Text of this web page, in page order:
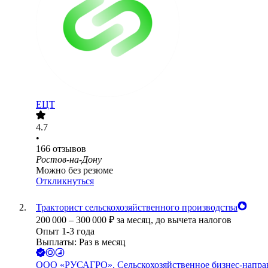
ЕЦТ
4.7
•
166 отзывов
Ростов-на-Дону
Можно без резюме
Откликнуться
Тракторист сельскохозяйственного производства
200 000 – 300 000 ₽ за месяц, до вычета налогов
Опыт 1-3 года
Выплаты: Раз в месяц
ООО «РУСАГРО», Сельскохозяйственное бизнес-